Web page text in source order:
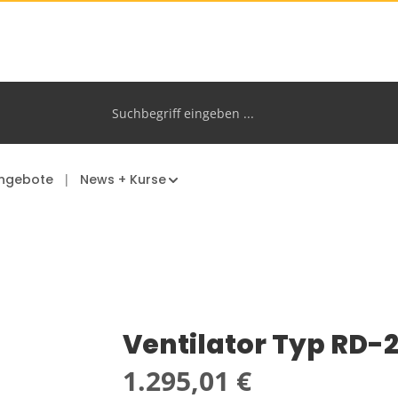
News + Kurse
Ventilator Typ RD-2
Regulärer Preis:
1.295,01 €